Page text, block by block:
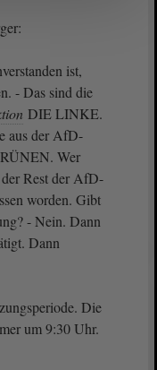
ist,
- Das sind die
DIE LINKE.
aus der AfD-
Wer
Rest der AfD-
worden. Gibt
- Nein. Dann
Dann
Die
um 9:30 Uhr.